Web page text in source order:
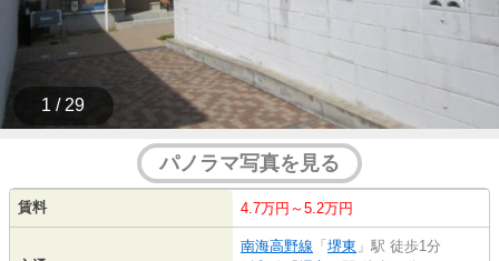
1 / 29
パノラマ写真を見る
賃料 4.7万円～5.2万円
南海高野線 「 堺東 」駅 徒歩1分